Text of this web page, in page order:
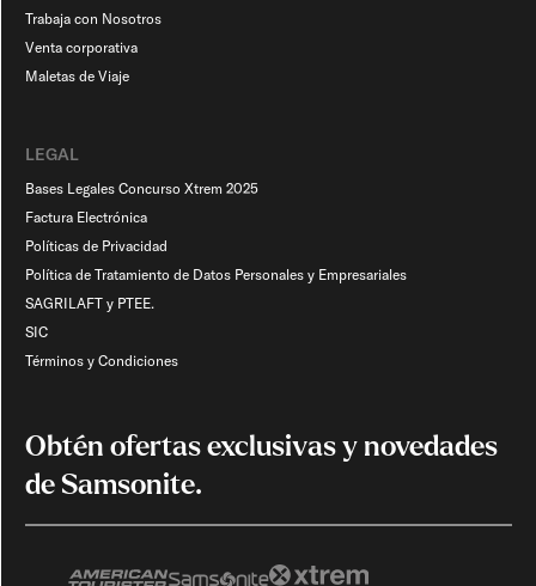
Trabaja con Nosotros
Venta corporativa
Maletas de Viaje​
LEGAL
Bases Legales Concurso Xtrem 2025
Factura Electrónica
Políticas de Privacidad
Política de Tratamiento de Datos Personales y Empresariales
SAGRILAFT y PTEE.
SIC
Términos y Condiciones
Obtén ofertas exclusivas y novedades
de Samsonite.